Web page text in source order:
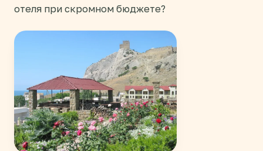
отеля при скромном бюджете?